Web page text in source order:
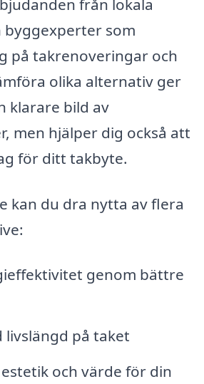
från lokala
som
på takrenoveringar och
olika alternativ ger
klarare bild av
men hjälper dig också att
för ditt takbyte.
kan du dra nytta av flera
genom bättre
livslängd på taket
och värde för din